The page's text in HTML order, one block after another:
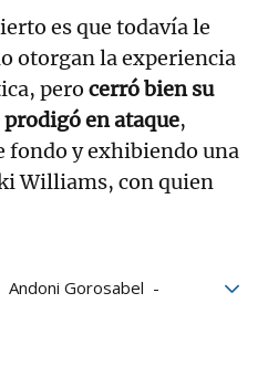
es que todavía le
otorgan la experiencia
pero cerró bien su
prodigó en ataque,
fondo y exhibiendo una
Williams, con quien
Andoni Gorosabel